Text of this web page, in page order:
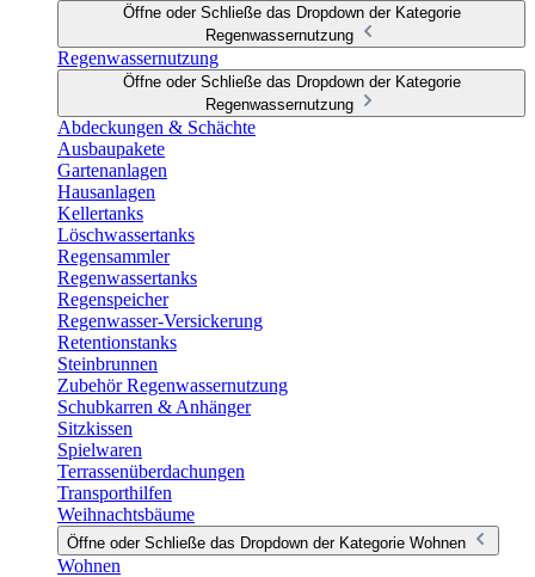
Öffne oder Schließe das Dropdown der Kategorie
Regenwassernutzung
Regenwassernutzung
Öffne oder Schließe das Dropdown der Kategorie
Regenwassernutzung
Abdeckungen & Schächte
Ausbaupakete
Gartenanlagen
Hausanlagen
Kellertanks
Löschwassertanks
Regensammler
Regenwassertanks
Regenspeicher
Regenwasser-Versickerung
Retentionstanks
Steinbrunnen
Zubehör Regenwassernutzung
Schubkarren & Anhänger
Sitzkissen
Spielwaren
Terrassenüberdachungen
Transporthilfen
Weihnachtsbäume
Öffne oder Schließe das Dropdown der Kategorie Wohnen
Wohnen